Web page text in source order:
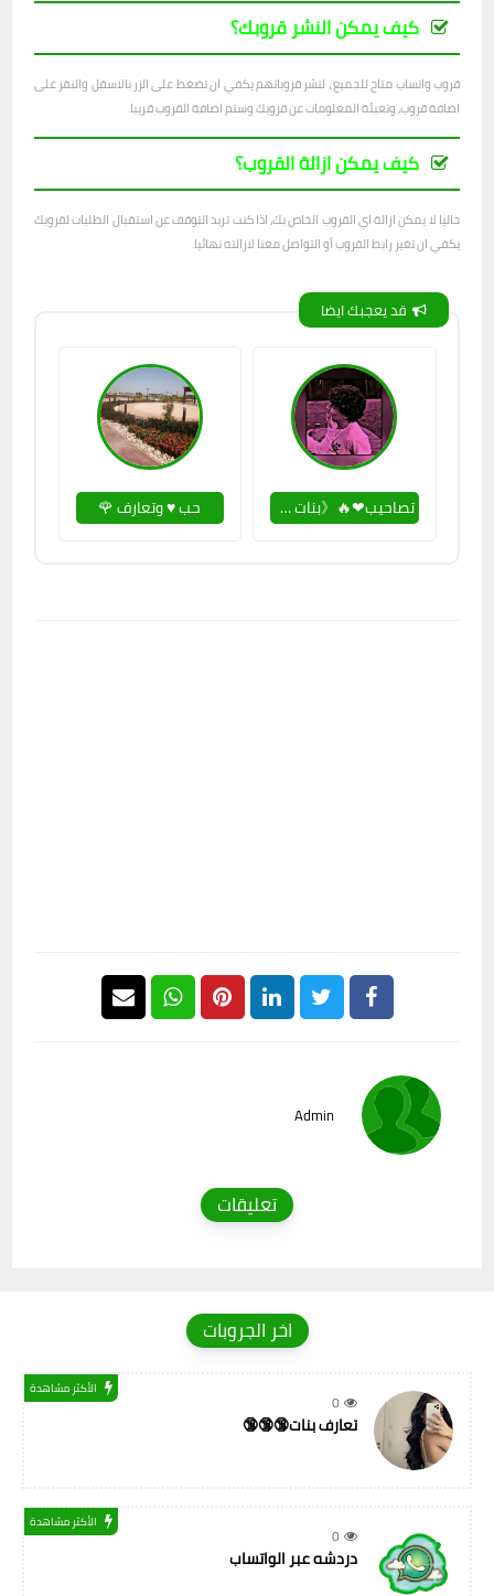
كيف يمكن النشر قروبك؟
قروب واتساب متاح للجميع ، لنشر قروباتهم يكفي ان تضغط على الزر بالاسفل والنقر على
اضافة قروب، وتعبئة المعلومات عن قروبك وستم اصافة القروب قريبا.
كيف يمكن ازالة القروب؟
حاليا لا يمكن ازالة اي القروب الخاص بك، اذا كنت تريد التوقف عن استقبال الطلبات لقروبك
يكفي ان تغير رابط القروب أو التواصل معنا لازالته نهائيا.
قد يعجبك ايضا
تصاحيب❤🔥《بنات و اولاد》💘🙈 حب ♥ وتعارف 🌹
Admin
تعليقات
اخر الجروبات
0
الأكثر مشاهدة
تعارف بنات🔞🔞🔞
0
الأكثر مشاهدة
دردشه عبر الواتساب